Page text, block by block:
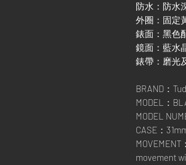
防水：防水
外圈：固定
錶面：黑色
鏡面：藍水
錶帶：磨光
BRAND：
MODEL：
MODEL
CASE：
movement